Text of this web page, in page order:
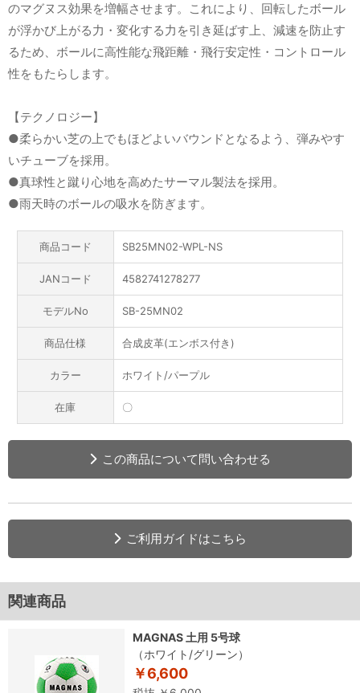
のマグヌス効果を増幅させます。これにより、回転したボール
が浮かび上がる力・変化する力を引き延ばす上、減速を防止す
るため、ボールに高性能な飛距離・飛行安定性・コントロール
性をもたらします。
【テクノロジー】
●柔らかい芝の上でもほどよいバウンドとなるよう、弾みやす
いチューブを採用。
●真球性と蹴り心地を高めたサーマル製法を採用。
●雨天時のボールの吸水を防ぎます。
商品コード SB25MN02-WPL-NS
JANコード 4582741278277
モデルNo SB-25MN02
商品仕様 合成皮革(エンボス付き)
カラー ホワイト/パープル
在庫 〇
この商品について問い合わせる
ご利用ガイドはこちら
関連商品
MAGNAS 土用 5号球
（ホワイト/グリーン）
￥6,600